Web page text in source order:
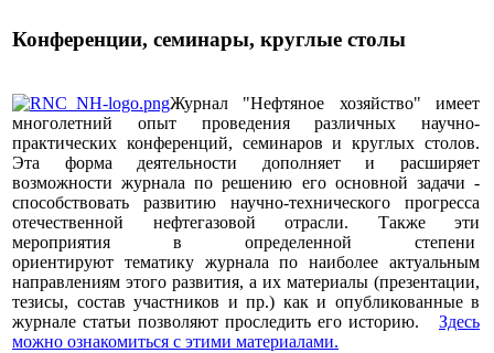
Конференции, семинары, круглые столы
Журнал "Нефтяное хозяйство" имеет
многолетний опыт проведения различных научно-
практических конференций, семинаров и круглых столов.
Эта форма деятельности дополняет и расширяет
возможности журнала по решению его основной задачи -
способствовать развитию научно-технического прогресса
отечественной нефтегазовой отрасли. Также эти
мероприятия в определенной степени
ориентируют тематику журнала по наиболее актуальным
направлениям этого развития, а их материалы (презентации,
тезисы, состав участников и пр.) как и опубликованные в
журнале статьи позволяют проследить его историю. Здесь
можно ознакомиться с этими материалами.